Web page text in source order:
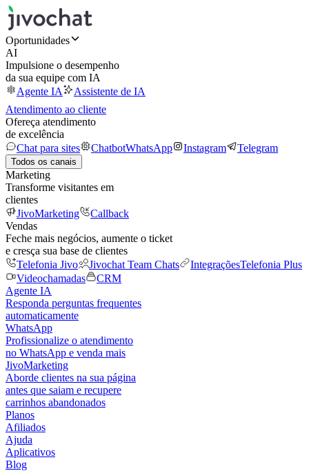
Oportunidades
AI
Impulsione o desempenho
da sua equipe com IA
Agente IA
Assistente de IA
Atendimento ao cliente
Ofereça atendimento
de excelência
Chat para sites
ChatbotWhatsApp Instagram Telegram
Todos os canais
Marketing
Transforme visitantes em
clientes
JivoMarketing
Callback
Vendas
Feche mais negócios, aumente o ticket
e cresça sua base de clientes
Telefonia Jivo
Jivochat Team Chats IntegraçõesTelefonia Plus
Videochamadas
CRM
Agente IA
Responda perguntas frequentes
automaticamente
WhatsApp
Profissionalize o atendimento
no WhatsApp e venda mais
JivoMarketing
Aborde clientes na sua página
antes que saiam e recupere
carrinhos abandonados
Planos
Afiliados
Ajuda
Aplicativos
Blog